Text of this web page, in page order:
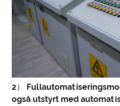
2）
også utstyrt med